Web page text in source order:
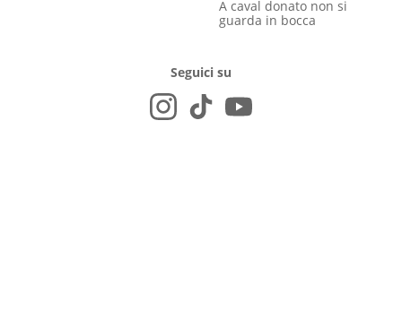
A caval donato non si
guarda in bocca
Seguici su